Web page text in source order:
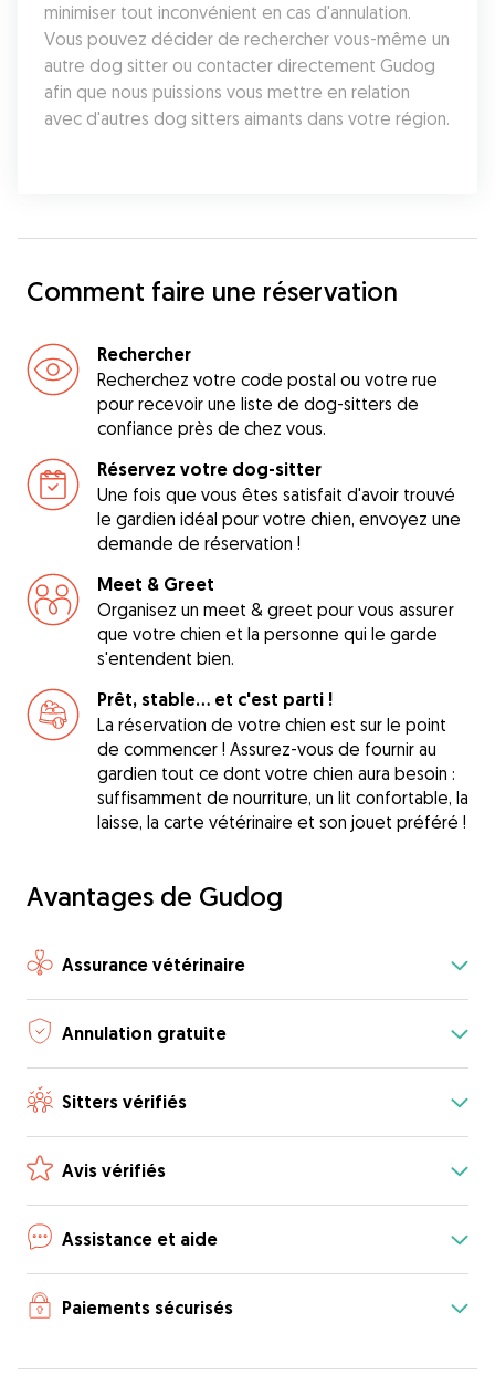
minimiser tout inconvénient en cas d'annulation.
Vous pouvez décider de rechercher vous-même un
autre dog sitter ou contacter directement Gudog
afin que nous puissions vous mettre en relation
avec d'autres dog sitters aimants dans votre région.
Comment faire une réservation
Rechercher
Recherchez votre code postal ou votre rue
pour recevoir une liste de dog-sitters de
confiance près de chez vous.
Réservez votre dog-sitter
Une fois que vous êtes satisfait d'avoir trouvé
le gardien idéal pour votre chien, envoyez une
demande de réservation !
Meet & Greet
Organisez un meet & greet pour vous assurer
que votre chien et la personne qui le garde
s'entendent bien.
Prêt, stable... et c'est parti !
La réservation de votre chien est sur le point
de commencer ! Assurez-vous de fournir au
gardien tout ce dont votre chien aura besoin :
suffisamment de nourriture, un lit confortable, la
laisse, la carte vétérinaire et son jouet préféré !
Avantages de Gudog
Assurance vétérinaire
Annulation gratuite
Sitters vérifiés
Avis vérifiés
Assistance et aide
Paiements sécurisés